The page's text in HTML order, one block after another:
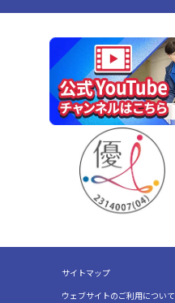
サイトマップ
ウェブサイトのご利用について